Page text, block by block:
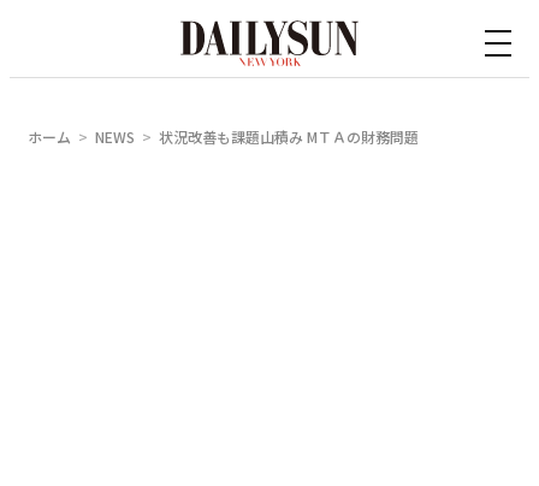
ホーム NEWS 状況改善も課題山積み MＴＡの財務問題